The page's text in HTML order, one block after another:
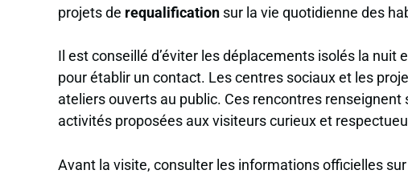
projets de requalification sur la vie quotidienne des
Il est conseillé d’éviter les déplacements isolés la
pour établir un contact. Les centres sociaux et les
ateliers ouverts au public. Ces rencontres renseignent
activités proposées aux visiteurs curieux et
Avant la visite, consulter les informations officielles